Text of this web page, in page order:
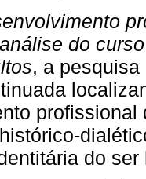
do
, a
do ser